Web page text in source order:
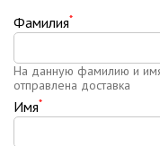
Фамилия*
На данную фамилию и
отправлена доставка
Имя*